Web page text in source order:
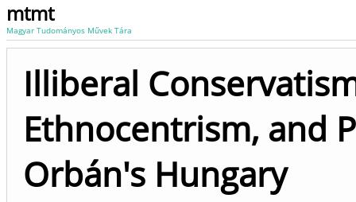
mtmt
Magyar Tudományos Művek Tára
Illiberal
Ethnocentrism, and
Orbán's Hungary